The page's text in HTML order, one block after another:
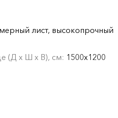
лист, высокопрочный
(Д х Ш х В), см: 1500х1200